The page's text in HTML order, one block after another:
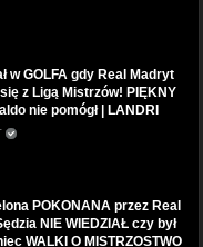
w GOLFA gdy Real Madryt
z Ligą Mistrzów! PIĘKNY
nie pomógł | LANDRI
POKONANA przez Real
NIE WIEDZIAŁ czy był
WALKI O MISTRZOSTWO